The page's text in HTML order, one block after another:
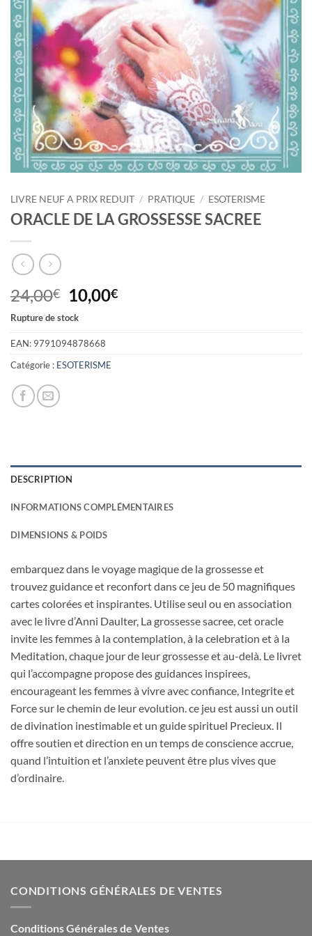
LIVRE NEUF A PRIX REDUIT / PRATIQUE / ESOTERISME
ORACLE DE LA GROSSESSE SACREE
24,00€
Le
prix
initial
était :
24,00€.
10,00€Le
actuel
10,00€.
Rupture de stock
EAN: 9791094878668
Catégorie : ESOTERISME
DESCRIPTION
INFORMATIONS COMPLÉMENTAIRES
DIMENSIONS & POIDS
embarquez dans le voyage magique de la grossesse et
trouvez guidance et reconfort dans ce jeu de 50 magnifiques
cartes colorées et inspirantes. Utilise seul ou en association
avec le livre d’Anni Daulter, La grossesse sacree, cet oracle
invite les femmes à la contemplation, à la celebration et à la
Meditation, chaque jour de leur grossesse et au-delà. Le livret
qui l’accompagne propose des guidances inspirees,
encourageant les femmes à vivre avec confiance, Integrite et
Force sur le chemin de leur evolution. ce jeu est aussi un outil
de divination inestimable et un guide spirituel Precieux. Il
offre soutien et direction en un temps de conscience accrue,
quand l’intuition et l’anxiete peuvent être plus vives que
d’ordinaire.
CONDITIONS GÉNÉRALES DE VENTES
Conditions Générales de Ventes